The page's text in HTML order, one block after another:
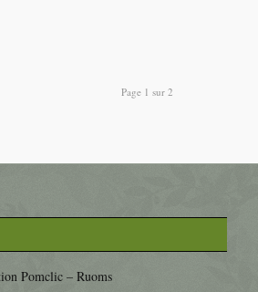
Page 1 sur 2
Pomclic – Ruoms